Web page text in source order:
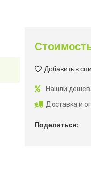
Добавить в
Нашли
Доставка и
Поделиться: